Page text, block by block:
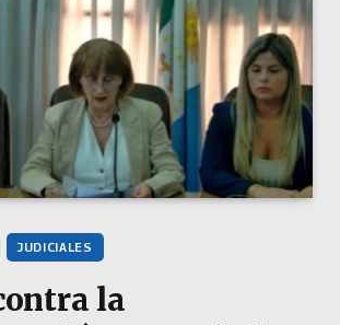
JUDICIALES
la